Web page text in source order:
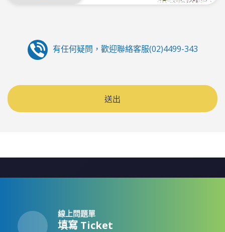
有任何疑問，歡迎聯絡客服(02)4499-343
送出
線上問題單
填寫 Ticket